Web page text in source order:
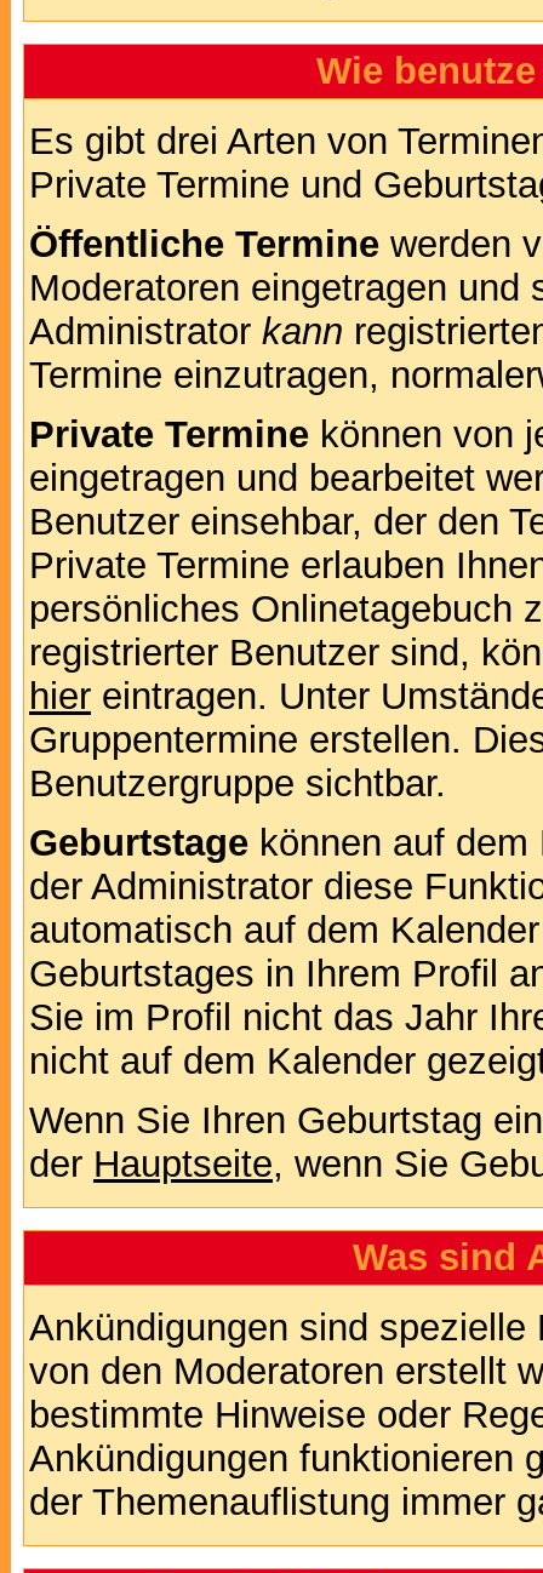
Wie
Es gibt drei Arten von
Private Termine und
Öffentliche Termine werden
Moderatoren eingetragen und
Administrator kann
Termine einzutragen,
Private Termine können von
eingetragen und bearbeitet
Benutzer einsehbar, der den
Private Termine erlauben
persönliches Onlinetagebuch
registrierter Benutzer sind,
hier eintragen. Unter
Gruppentermine erstellen.
Benutzergruppe sichtbar.
Geburtstage können auf
der Administrator diese
automatisch auf dem
Geburtstages in Ihrem Profil
Sie im Profil nicht das Jahr
nicht auf dem Kalender
Wenn Sie Ihren Geburtstag
der Hauptseite, wenn Sie
Was sind
Ankündigungen sind
von den Moderatoren erstellt
bestimmte Hinweise oder
Ankündigungen funktionieren
der Themenauflistung immer